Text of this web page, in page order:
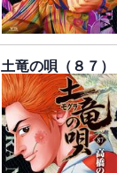
土竜の唄（８７）